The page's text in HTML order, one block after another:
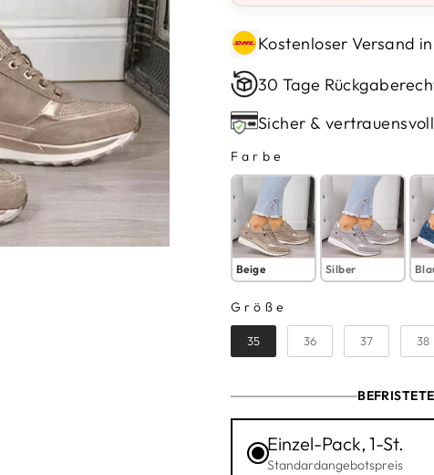
Kostenloser Versand
30 Tage
Sicher &
Farbe
FARBE
Beige Silber
Größe
GRÖSSE
35 36 37 38
Einzel-Pack, 1-St.
Standardangebotspreis